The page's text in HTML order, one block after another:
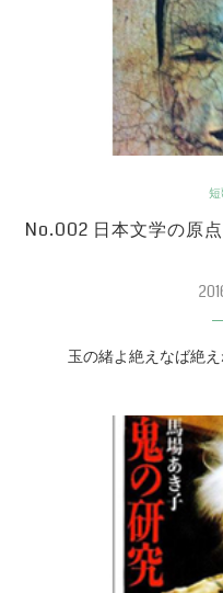
No.002 日本文学の原
玉の緒よ絶えなば絶え